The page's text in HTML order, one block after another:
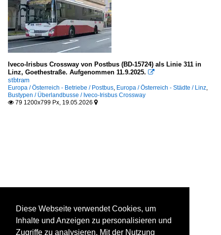
Iveco-Irisbus Crossway von Postbus (BD-15724) als Linie 311 in
Linz, Goethestraße. Aufgenommen 11.9.2025. 
stbtram
Europa / Österreich - Betriebe / Postbus, Europa / Österreich - Städte / Linz,
Bustypen / Überlandbusse / Iveco-Irisbus Crossway
 79 1200x799 Px, 19.05.2026 
Diese Webseite verwendet Cookies, um
Inhalte und Anzeigen zu personalisieren und
Zugriffe zu analysieren. Mit der Nutzung